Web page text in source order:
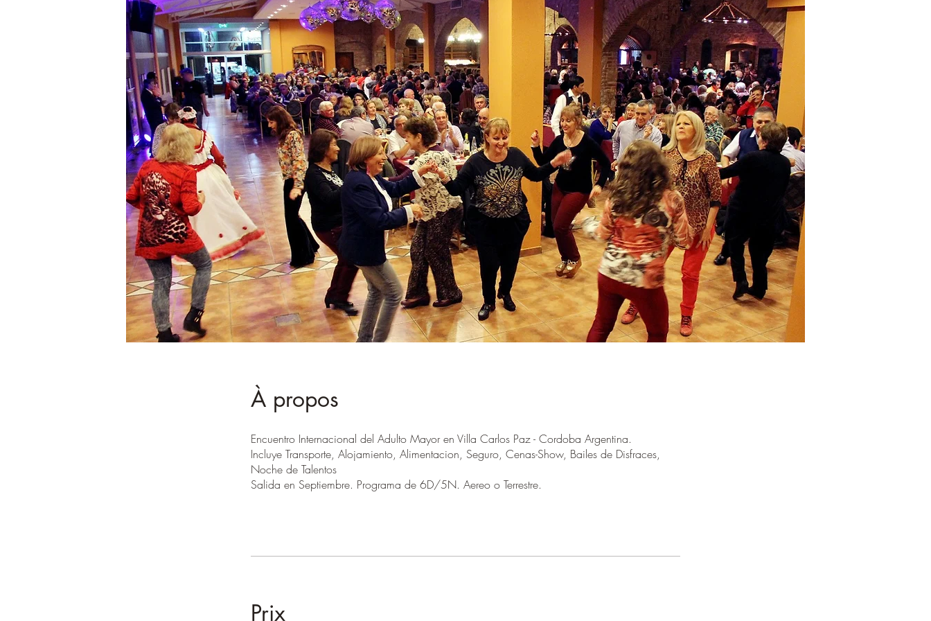
À propos
Encuentro Internacional del Adulto Mayor en Villa Carlos Paz - Cordoba Argentina.
Incluye Transporte, Alojamiento, Alimentacion, Seguro, Cenas-Show, Bailes de Disfraces,
Noche de Talentos
Salida en Septiembre. Programa de 6D/5N. Aereo o Terrestre.
Prix